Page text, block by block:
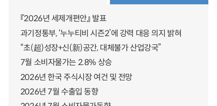
『2026년 세제개편안』 발표
과기정통부, ‘누누티비 시즌2’에 강력 대응 의지 밝혀
“초(超)성장+신(新)공간, 대체불가 산업강국”
7월 소비자물가는 2.8% 상승
2026년 한국 주식시장 여건 및 전망
2026년 7월 수출입 동향